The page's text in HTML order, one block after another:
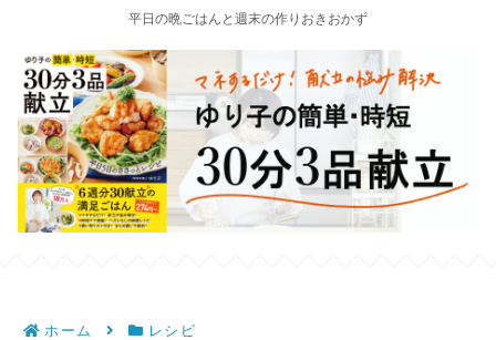
平日の晩ごはんと週末の作りおきおかず
ホーム レシピ